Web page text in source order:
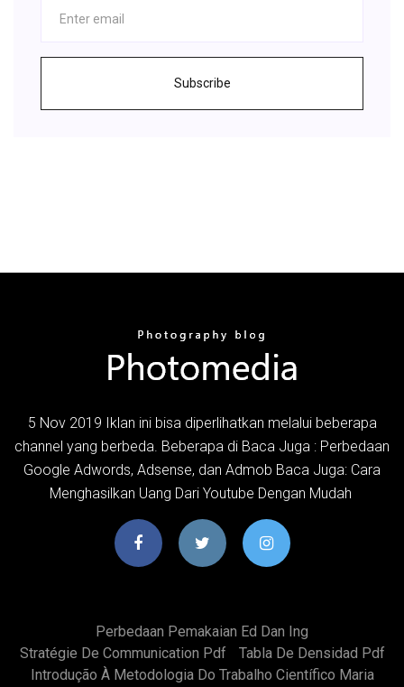
Subscribe
5 Nov 2019 Iklan ini bisa diperlihatkan melalui beberapa
channel yang berbeda. Beberapa di Baca Juga : Perbedaan
Google Adwords, Adsense, dan Admob Baca Juga: Cara
Menghasilkan Uang Dari Youtube Dengan Mudah
Perbedaan Pemakaian Ed Dan Ing
Stratégie De Communication Pdf
Tabla De Densidad Pdf
Introdução À Metodologia Do Trabalho Científico Maria